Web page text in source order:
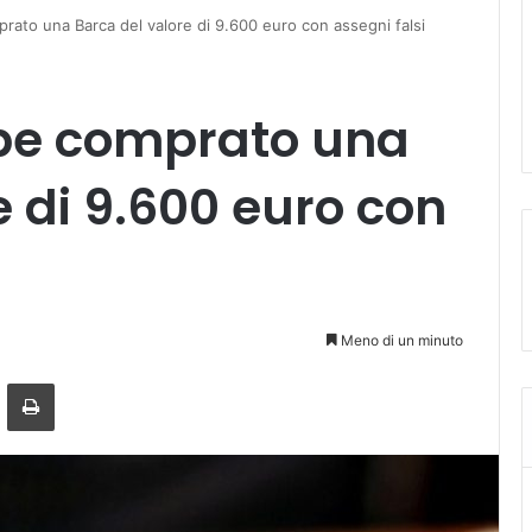
una Barca del valore di 9.600 euro con assegni falsi
comprato una
9.600 euro con
Meno di un minuto